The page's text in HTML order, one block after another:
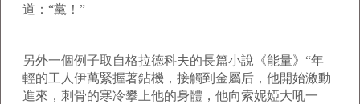
道：“黨！”
另外一個例子取自格拉德科夫的長篇小說《能量》“年
輕的工人伊萬緊握著鉆機，接觸到金屬后，他開始激動
進來，刺骨的寒冷攀上他的身體，他向索妮婭大吼一